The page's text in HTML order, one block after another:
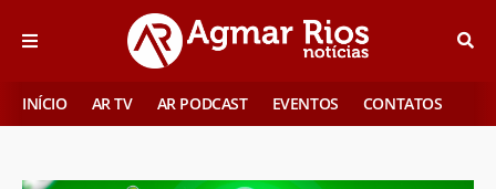
INÍCIO AR TV AR PODCAST EVENTOS CONTATOS